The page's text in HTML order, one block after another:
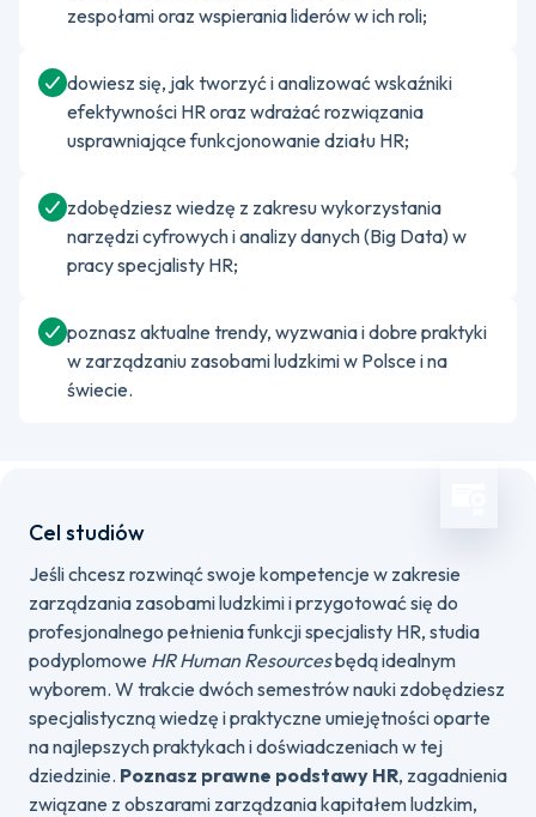
zespołami oraz wspierania liderów w ich roli;
dowiesz się, jak tworzyć i analizować wskaźniki
efektywności HR oraz wdrażać rozwiązania
usprawniające funkcjonowanie działu HR;
zdobędziesz wiedzę z zakresu wykorzystania
narzędzi cyfrowych i analizy danych (Big Data) w
pracy specjalisty HR;
poznasz aktualne trendy, wyzwania i dobre praktyki
w zarządzaniu zasobami ludzkimi w Polsce i na
świecie.
Cel studiów
Jeśli chcesz rozwinąć swoje kompetencje w zakresie
zarządzania zasobami ludzkimi i przygotować się do
profesjonalnego pełnienia funkcji specjalisty HR, studia
podyplomowe HR Human Resourcesbędą idealnym
wyborem. W trakcie dwóch semestrów nauki zdobędziesz
specjalistyczną wiedzę i praktyczne umiejętności oparte
na najlepszych praktykach i doświadczeniach w tej
dziedzinie. Poznasz prawne podstawy HR, zagadnienia
związane z obszarami zarządzania kapitałem ludzkim,